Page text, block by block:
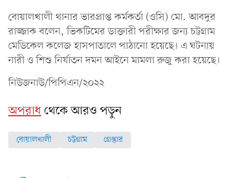
বোয়ালখালী থানার ভারপ্রাপ্ত কর্মকর্তা (ওসি) মো. আবদুর
রাজ্জাক বলেন, ভিকটিমের ডাক্তারী পরীক্ষার জন্য চট্টগ্রাম
মেডিকেল কলেজ হাসপাতালে পাঠানো হয়েছে। এ ঘটনায়
নারী ও শিশু নির্যাতন দমন আইনে মামলা রুজু করা হয়েছে।
নিউজনাউ/পিপিএন/২০২২
অপরাধথেকে আরও পড়ুন
বোয়ালখালী চট্টগ্রাম গ্রেপ্তার